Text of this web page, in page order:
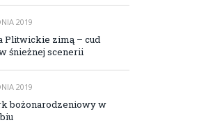
2019
Plitwickie zimą – cud
śnieżnej scenerii
2019
bożonarodzeniowy w